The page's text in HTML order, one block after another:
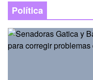
Política